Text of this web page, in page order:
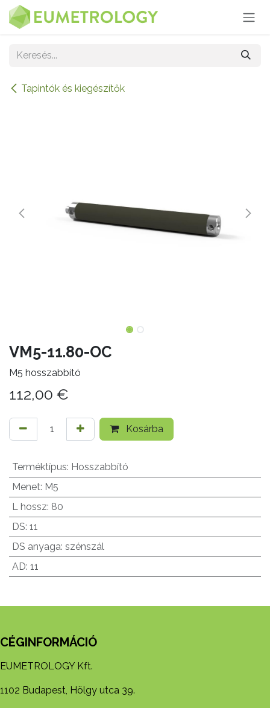
Kihagyás és továbblépés a tartalomhoz
Tapintók és kiegészítők
VM5-11.80-OC
M5 hosszabbító
112,00 €
Kosárba
Terméktípus: Hosszabbító
Menet: M5
L hossz: 80
DS: 11
DS anyaga: szénszál
AD: 11
CÉGINFORMÁCIÓ
EUMETROLOGY Kft.
1102 Budapest, Hölgy utca 39.